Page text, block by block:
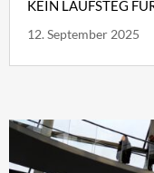
KEIN LAUFSTEG
12. September 2025